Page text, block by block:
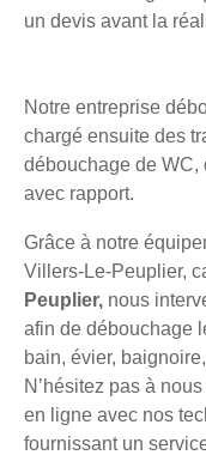
un devis avant la
Notre entreprise
chargé ensuite des
débouchage de WC,
avec rapport.
Grâce à notre
Villers-Le-Peuplier,
Peuplier, nous
afin de débouchage
bain, évier,
N’hésitez pas à
en ligne avec nos
fournissant un